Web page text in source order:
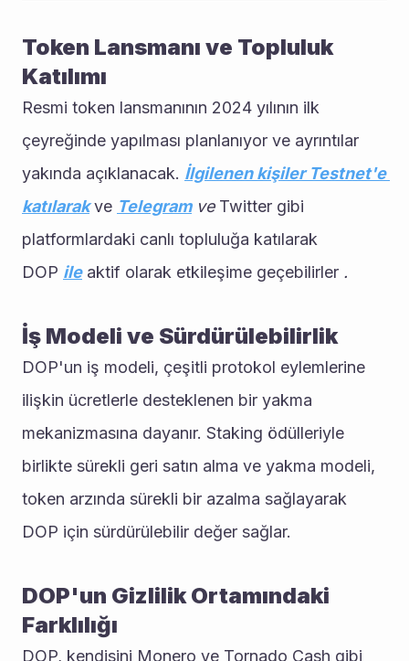
Token Lansmanı ve Topluluk
Katılımı
Resmi token lansmanının 2024 yılının ilk
çeyreğinde yapılması planlanıyor ve ayrıntılar
yakında açıklanacak. İlgilenen kişiler Testnet'e
katılarak ve Telegram ve Twitter gibi
platformlardaki canlı topluluğa katılarak
DOP ile aktif olarak etkileşime geçebilirler .
İş Modeli ve Sürdürülebilirlik
DOP'un iş modeli, çeşitli protokol eylemlerine
ilişkin ücretlerle desteklenen bir yakma
mekanizmasına dayanır. Staking ödülleriyle
birlikte sürekli geri satın alma ve yakma modeli,
token arzında sürekli bir azalma sağlayarak
DOP için sürdürülebilir değer sağlar.
DOP'un Gizlilik Ortamındaki
Farklılığı
DOP, kendisini Monero ve Tornado Cash gibi